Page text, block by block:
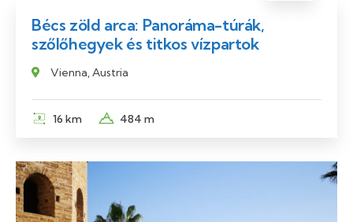
Bécs zöld arca: Panoráma-túrák,
szőlőhegyek és titkos vízpartok
Vienna, Austria
16 km 484 m